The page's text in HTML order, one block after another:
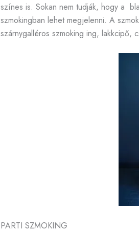
színes is. Sokan nem tudják, hogy a
szmokingban lehet megjelenni. A
szárnygalléros szmoking ing, lakkcipő,
PARTI SZMOKING